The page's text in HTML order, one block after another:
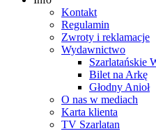
Kontakt
Regulamin
Zwroty i reklamacje
Wydawnictwo
Szarlatańskie
Bilet na Arkę
Głodny Anioł
O nas w mediach
Karta klienta
TV Szarlatan